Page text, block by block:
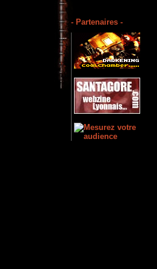
- Partenaires -